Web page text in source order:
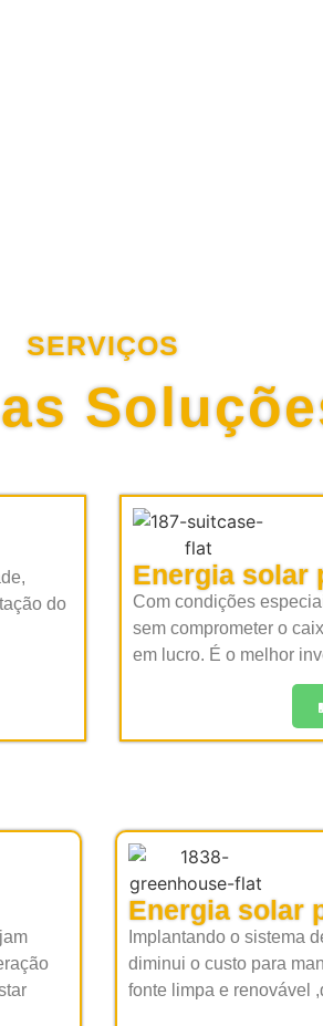
SERVIÇOS
do
Energia solar
Com condições
sem comprometer o
em lucro. É o melhor
Energia solar
Implantando o sistema
diminui o custo para
fonte limpa e renovável